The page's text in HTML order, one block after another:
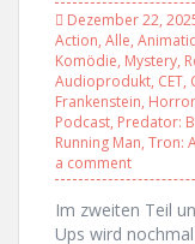
Dezember 22,
Action, Alle,
Komödie, Mystery,
Audioprodukt, CET,
Frankenstein, Horror
Podcast, Predator:
Running Man, Tron:
a comment
Im zweiten Teil
Ups wird